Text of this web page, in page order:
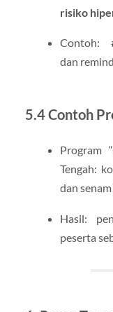
risiko
Contoh:
dan
5.4 Contoh
Program
Tengah:
dan
Hasil:
peserta